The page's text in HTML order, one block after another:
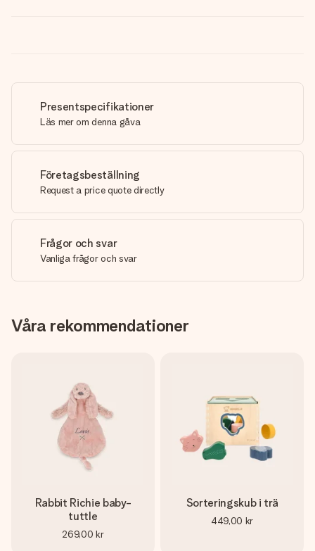
Presentspecifikationer
Läs mer om denna gåva
Företagsbeställning
Request a price quote directly
Frågor och svar
Vanliga frågor och svar
Våra rekommendationer
Rabbit Richie baby-
tuttle
269,00 kr
Sorteringskub i trä
449,00 kr